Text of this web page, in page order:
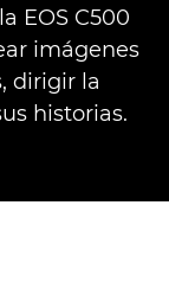
EOS C500
imágenes
dirigir la
historias.